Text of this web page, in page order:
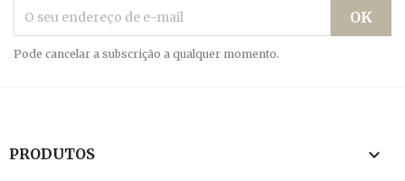
Pode cancelar a subscrição a qualquer momento.
PRODUTOS 